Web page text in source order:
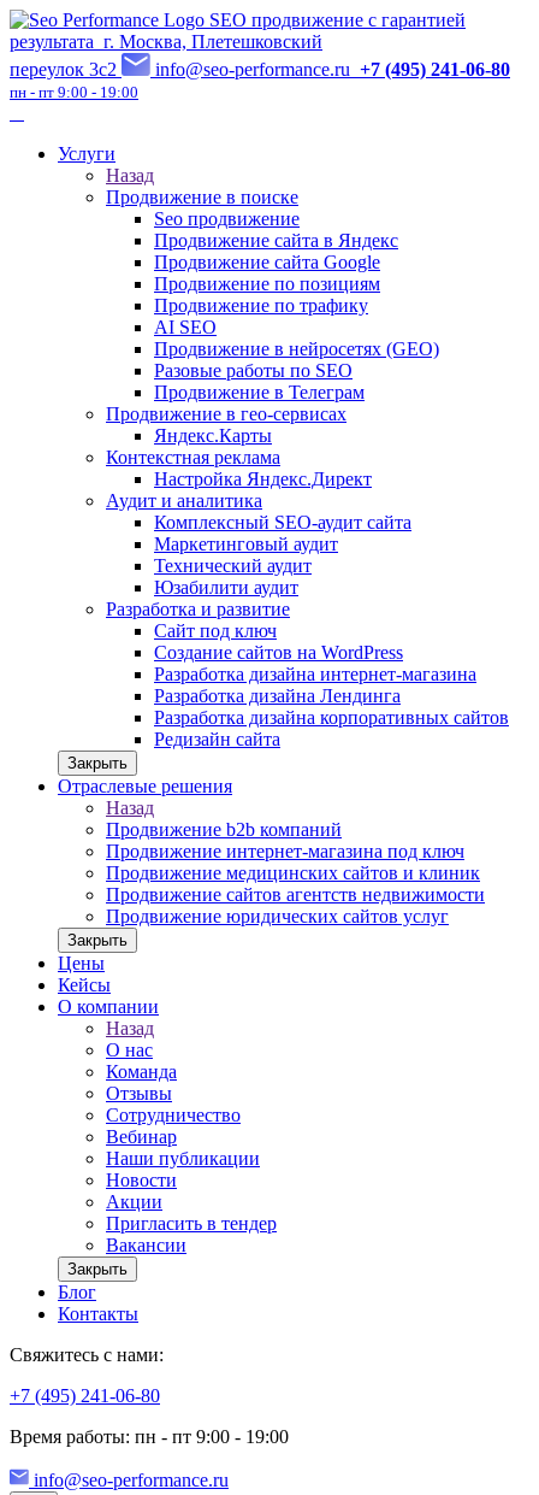
SEO продвижение с гарантией
результата г. Москва, Плетешковский
переулок 3с2
info@seo-performance.ru +7 (495) 241-06-80
пн - пт 9:00 - 19:00
Услуги
Назад
Продвижение в поиске
Seo продвижение
Продвижение сайта в Яндекс
Продвижение сайта Google
Продвижение по позициям
Продвижение по трафику
AI SEO
Продвижение в нейросетях (GEO)
Разовые работы по SEO
Продвижение в Телеграм
Продвижение в гео-сервисах
Яндекс.Карты
Контекстная реклама
Настройка Яндекс.Директ
Аудит и аналитика
Комплексный SEO-аудит сайта
Маркетинговый аудит
Технический аудит
Юзабилити аудит
Разработка и развитие
Сайт под ключ
Создание сайтов на WordPress
Разработка дизайна интернет-магазина
Разработка дизайна Лендинга
Разработка дизайна корпоративных сайтов
Редизайн сайта
Закрыть
Отраслевые решения
Назад
Продвижение b2b компаний
Продвижение интернет-магазина под ключ
Продвижение медицинских сайтов и клиник
Продвижение сайтов агентств недвижимости
Продвижение юридических сайтов услуг
Закрыть
Цены
Кейсы
О компании
Назад
О нас
Команда
Отзывы
Сотрудничество
Вебинар
Наши публикации
Новости
Акции
Пригласить в тендер
Вакансии
Закрыть
Блог
Контакты
Свяжитесь с нами:
+7 (495) 241-06-80
Время работы: пн - пт 9:00 - 19:00
info@seo-performance.ru